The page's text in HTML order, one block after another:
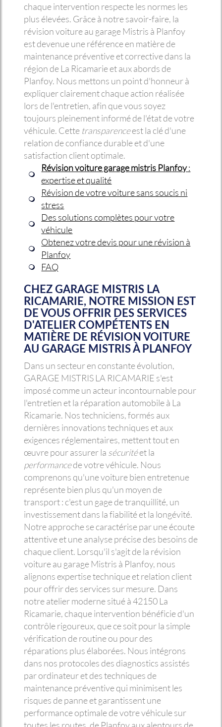
chaque intervention respecte les normes les
plus élevées. Grâce à notre savoir-faire, la
révision voiture au garage Mistris à Planfoy
est devenue une référence en matière de
maintenance préventive et corrective dans la
région de La Ricamarie et aux abords de
Planfoy. Nous mettons un point d'honneur à
expliquer clairement chaque action réalisée
lors de l'entretien, afin que vous soyez
toujours pleinement informé de l'état de votre
véhicule. Cette transparenceest la clé d'une
relation de confiance durable et d'une
satisfaction client optimale.
Révision voiture garage mistris Planfoy:
expertise et qualité
Révision de votre voiture sans soucis ni
stress
Des solutions complètes pour votre
véhicule
Obtenez votre devis pour une révision à
Planfoy
FAQ
CHEZ GARAGE MISTRIS LA
RICAMARIE, NOTRE MISSION EST
DE VOUS OFFRIR DES SERVICES
D'ATELIER COMPÉTENTS EN
MATIÈRE DE RÉVISION VOITURE
AU GARAGE MISTRIS À PLANFOY
Dans un secteur en constante évolution,
GARAGE MISTRIS LA RICAMARIE s'est
imposé comme un acteur incontournable pour
l'entretien et la réparation automobile à La
Ricamarie. Nos techniciens, formés aux
dernières innovations techniques et aux
exigences réglementaires, mettent tout en
œuvre pour assurer la sécuritéet la
performancede votre véhicule. Nous
comprenons qu'une voiture bien entretenue
représente bien plus qu'un moyen de
transport : c'est un gage de tranquillité, un
investissement dans la fiabilité et la longévité.
Notre approche se caractérise par une écoute
attentive et une analyse précise des besoins de
chaque client. Lorsqu'il s'agit de la révision
voiture au garage Mistris à Planfoy, nous
alignons expertise technique et relation client
pour offrir des services sur mesure. Dans
notre atelier moderne situé à 42150 La
Ricamarie, chaque intervention bénéficie d'un
contrôle rigoureux, que ce soit pour la simple
vérification de routine ou pour des
réparations plus élaborées. Nous intégrons
dans nos protocoles des diagnostics assistés
par ordinateur et des techniques de
maintenance préventive qui minimisent les
risques de panne et garantissent une
performance optimale de votre véhicule sur